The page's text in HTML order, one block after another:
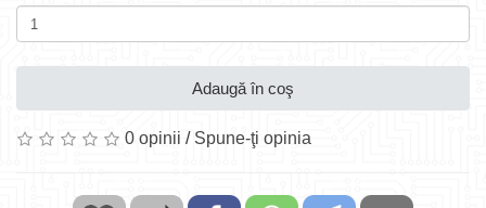
Adaugă în coş
0 opinii / Spune-ţi opinia